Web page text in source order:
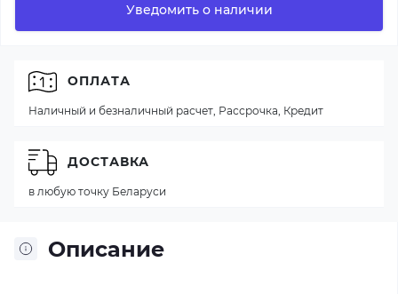
Уведомить о наличии
Описание
ОПЛАТА
Наличный и безналичный расчет, Рассрочка, Кредит
ДОСТАВКА
в любую точку Беларуси